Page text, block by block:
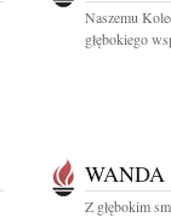
Naszemu
głębokiego
Z głębokim